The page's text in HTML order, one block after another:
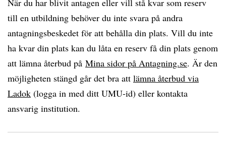
När du har blivit antagen eller vill stå kvar som reserv
till en utbildning behöver du inte svara på andra
antagningsbeskedet för att behålla din plats. Vill du inte
ha kvar din plats kan du låta en reserv få din plats genom
att lämna återbud på Mina sidor på Antagning.se. Är den
möjligheten stängd går det bra att lämna återbud via
Ladok (logga in med ditt UMU-id) eller kontakta
ansvarig institution.